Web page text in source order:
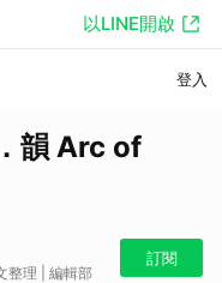
以LINE開啟
登入
韻 Arc of
整理 | 編輯部
訂閱